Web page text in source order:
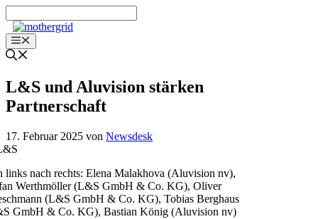
Inhalt
springenMenü
L&S und Aluvision stärken
Partnerschaft
17. Februar 2025 von Newsdesk
links nach rechts: Elena Malakhova (Aluvision nv),
Werthmöller (L&S GmbH & Co. KG), Oliver
(L&S GmbH & Co. KG), Tobias Berghaus
GmbH & Co. KG), Bastian König (Aluvision nv)